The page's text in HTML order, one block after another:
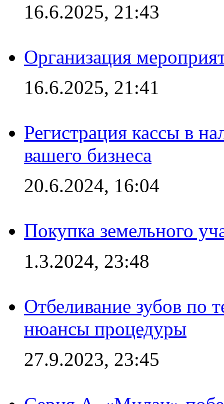
16.6.2025, 21:43
Организация
16.6.2025, 21:41
Регистрация кассы в
вашего бизнеса
20.6.2024, 16:04
Покупка земельного
1.3.2024, 23:48
Отбеливание зубов по
нюансы процедуры
27.9.2023, 23:45